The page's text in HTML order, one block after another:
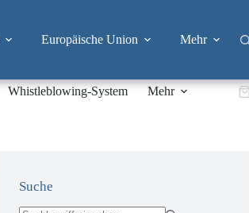
Europäische Union Mehr
Whistleblowing-System Mehr
Suche